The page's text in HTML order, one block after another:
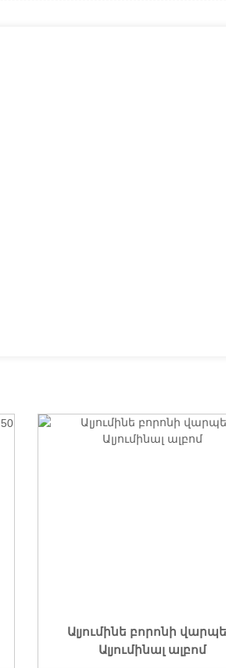
Ալյումինե բորոնի
Ալյումինալ ալբոմ